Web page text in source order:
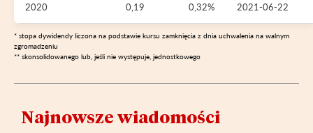
2020 0,19 0,32% 2021-06-22
* stopa dywidendy liczona na podstawie kursu zamknięcia z dnia uchwalenia na walnym
zgromadzeniu
** skonsolidowanego lub, jeśli nie występuje, jednostkowego
Najnowsze wiadomości